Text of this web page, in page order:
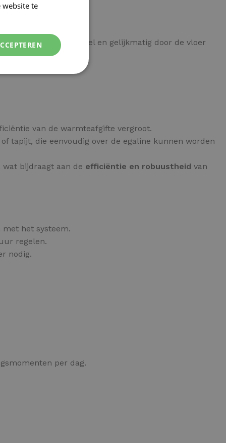
, waarbij de warmte snel en gelijkmatig door de vloer
van de warmteafgifte vergroot.
tapijt, die eenvoudig over de egaline kunnen worden
bijdraagt aan de efficiëntie en robuustheid van
het systeem.
regelen.
nodig.
per dag.
website te